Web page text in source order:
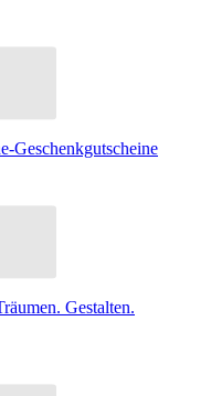
Geschenkgutscheine
Gestalten.